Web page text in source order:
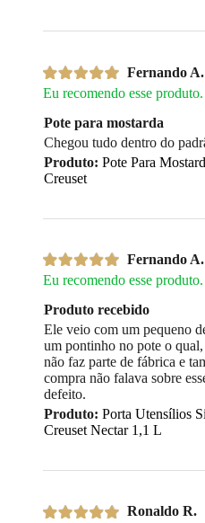
Fernando A.
Eu recomendo esse produto.
Pote para mostarda
Chegou tudo dentro do
Produto: Pote Para
Creuset
Fernando A.
Eu recomendo esse produto.
Produto recebido
Ele veio com um pequeno
um pontinho no pote o
não faz parte de fábrica e
compra não falava sobre
defeito.
Produto: Porta Utensílios
Creuset Nectar 1,1 L
Ronaldo R.